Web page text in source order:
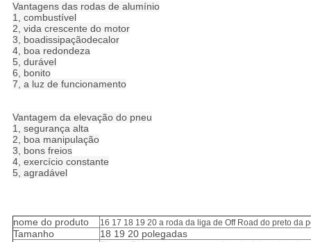
Vantagens das rodas de alumínio
1, combustível
2, vida crescente do motor
3, boadissipaçãodecalor
4, boa redondeza
5, durável
6, bonito
7, a luz de funcionamento
Vantagem da elevação do pneu
1, segurança alta
2, boa manipulação
3, bons freios
4, exercício constante
5, agradável
nome do produto 16 17 18 19 20 a roda da liga de Off Road do preto da
Tamanho
18 19 20 polegadas